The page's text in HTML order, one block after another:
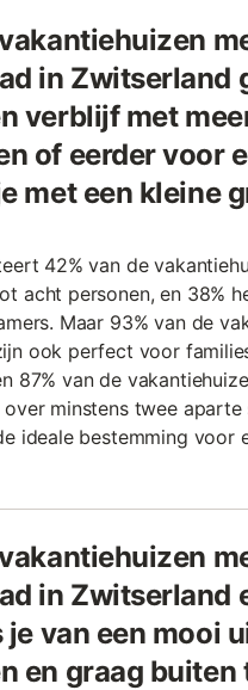
in Zwitserland
verblijf met
of eerder voor
met een kleine
42% van de
acht personen, en 38%
Maar 93% van de
ook perfect voor
87% van de
minstens twee aparte
ideale bestemming voor
in Zwitserland
je van een mooi
en graag buiten